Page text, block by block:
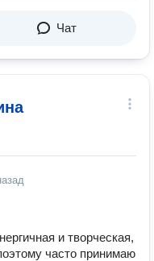
Чат
и творческая,
часто принимаю